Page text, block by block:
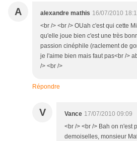
A alexandre mathis 16/07/2010
<br /> <br /> OUah c'est qui cette
qu'elle joue bien c'est une très
passion cinéphile (raclement de
je l'aime bien mais faut pas<br />
/> <br />
Répondre
V Vance 17/07/2010 09:09
<br /> <br /> Bah on n'est
demoiselles, monsieur